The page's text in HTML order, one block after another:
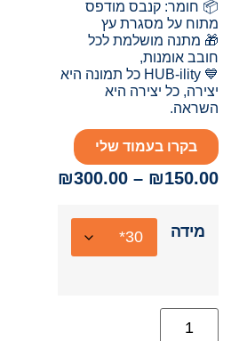
📦 חומר: קנבס מודפס
מתוח על מסגרת עץ
🎁 מתנה מושלמת לכל
חובב אומנות,
💙 HUB-ility כל תמונה היא
יצירה, כל יצירה היא
השראה.
בקרו בעמוד שלי
₪150.00
–
₪300.00
מידה